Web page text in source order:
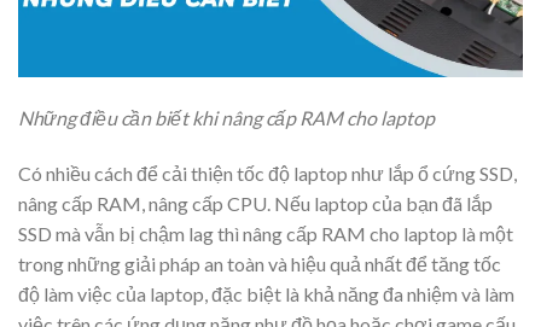
Những điều cần biết khi nâng cấp RAM cho laptop
Có nhiều cách để cải thiện tốc độ laptop như lắp ổ cứng SSD,
nâng cấp RAM, nâng cấp CPU. Nếu laptop của bạn đã lắp
SSD mà vẫn bị chậm lag thì nâng cấp RAM cho laptop là một
trong những giải pháp an toàn và hiệu quả nhất để tăng tốc
độ làm việc của laptop, đặc biệt là khả năng đa nhiệm và làm